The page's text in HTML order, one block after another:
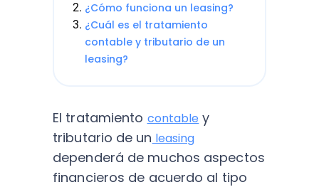
¿Cómo funciona un leasing?
¿Cuál es el tratamiento
contable y tributario de un
leasing?
El tratamiento contable y
tributario de un leasing
dependerá de muchos aspectos
financieros de acuerdo al tipo